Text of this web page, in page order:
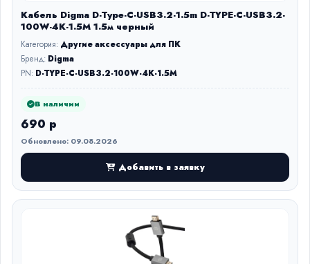
Кабель Digma D-Type-C-USB3.2-1.5m D-TYPE-C-USB3.2-
100W-4K-1.5M 1.5м черный
Категория: Другие аксессуары для ПК
Бренд: Digma
PN: D-TYPE-C-USB3.2-100W-4K-1.5M
В наличии
690 р
Обновлено: 09.08.2026
Добавить в заявку